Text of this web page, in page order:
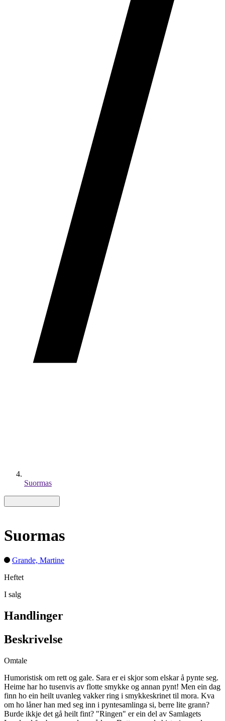
Suormas
Suormas
Grande, Martine
Heftet
I salg
Handlinger
Beskrivelse
Omtale
Humoristisk om rett og gale. Sara er ei skjor som elskar å pynte seg.
Heime har ho tusenvis av flotte smykke og annan pynt! Men ein dag
finn ho ein heilt uvanleg vakker ring i smykkeskrinet til mora. Kva
om ho låner han med seg inn i pyntesamlinga si, berre lite grann?
Burde ikkje det gå heilt fint? "Ringen" er ein del av Samlagets